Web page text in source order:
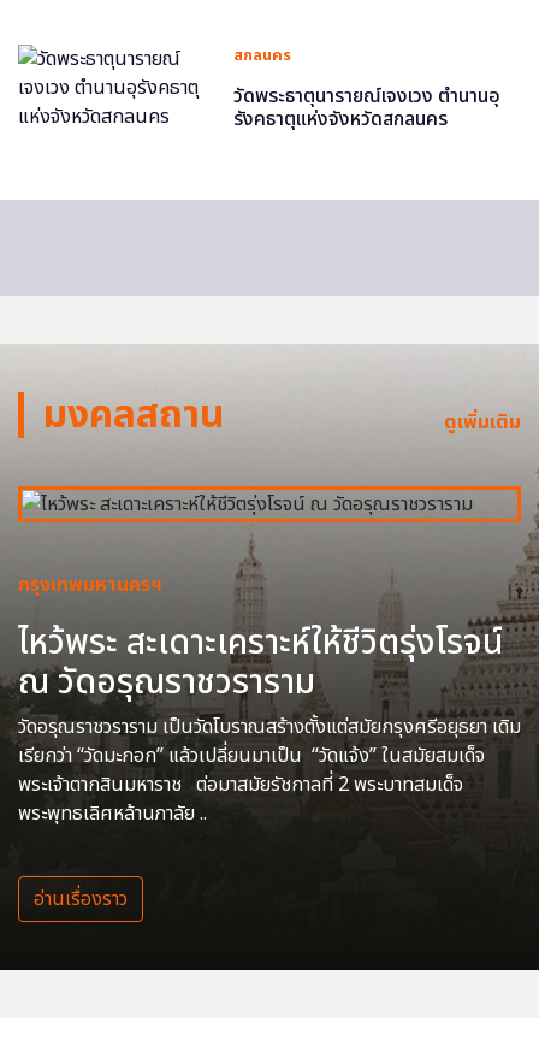
สกลนคร
วัดพระธาตุนารายณ์เจงเวง ตำนานอุ
รังคธาตุแห่งจังหวัดสกลนคร
มงคลสถาน ดูเพิ่มเติม
กรุงเทพมหานครฯ
ไหว้พระ สะเดาะเคราะห์ให้ชีวิตรุ่งโรจน์
ณ วัดอรุณราชวราราม
วัดอรุณราชวราราม เป็นวัดโบราณสร้างตั้งแต่สมัยกรุงศรีอยุธยา เดิม
เรียกว่า “วัดมะกอก” แล้วเปลี่ยนมาเป็น “วัดแจ้ง” ในสมัยสมเด็จ
พระเจ้าตากสินมหาราช ต่อมาสมัยรัชกาลที่ 2 พระบาทสมเด็จ
พระพุทธเลิศหล้านภาลัย ..
อ่านเรื่องราว